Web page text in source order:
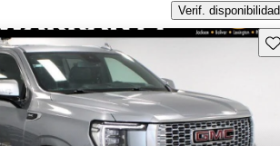
Verif. disponibilidad